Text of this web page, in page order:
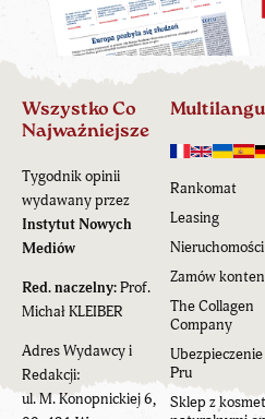
Wszystko Co
Najważniejsze
Tygodnik opinii
wydawany przez
Instytut Nowych
Mediów
Red. naczelny:Prof.
Michał KLEIBER
Adres Wydawcy i
Redakcji:
ul. M. Konopnickiej 6,
Rankomat
Leasing
Nieruchomości
Zamów
The Collagen
Company
Pru
Sklep z